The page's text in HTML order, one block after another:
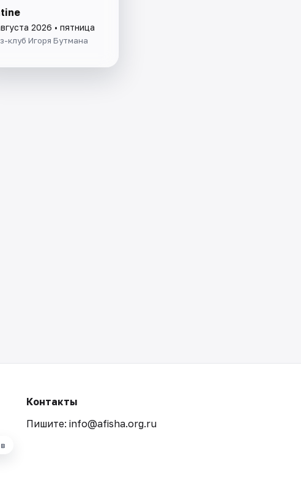
2026 • пятница
клуб Игоря Бутмана
Контакты
Пишите: info@afisha.org.ru